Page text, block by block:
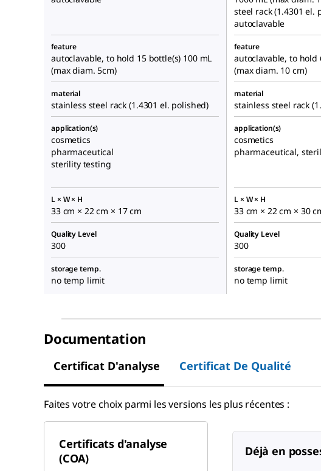
steel rack (1.4301 el.
autoclavable
feature
autoclavable, to hold 15 bottle(s) 100 mL
(max diam. 5cm)
feature
autoclavable, to hold
(max diam. 10 cm)
material
stainless steel rack (1.4301 el. polished)
material
stainless steel rack
application(s)
cosmetics
pharmaceutical
sterility testing
application(s)
cosmetics
pharmaceutical,
L × W × H
33 cm × 22 cm × 17 cm
L × W × H
33 cm × 22 cm × 30
Quality Level
300
Quality Level
300
storage temp.
no temp limit
storage temp.
no temp limit
Documentation
Certificat D'analyse Certificat De Qualité
Faites votre choix parmi les versions les plus récentes :
Certificats d'analyse
(COA)
Déjà en